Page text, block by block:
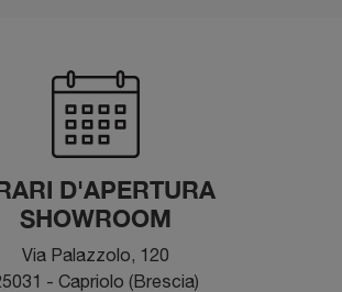
D'APERTURA
SHOWROOM
Via Palazzolo, 120
- Capriolo (Brescia)